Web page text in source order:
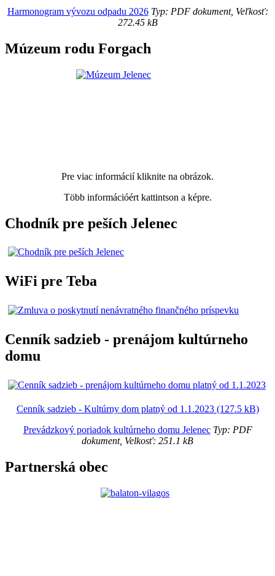
Harmonogram vývozu odpadu 2026Typ: PDF dokument, Veľkosť:
272.45 kB
Múzeum rodu Forgach
Pre viac informácií kliknite na obrázok.
Több információért kattintson a képre.
Chodník pre peších Jelenec
WiFi pre Teba
Cenník sadzieb - prenájom kultúrneho
domu
Cenník sadzieb - Kultúrny dom platný od 1.1.2023 (127.5 kB)
Prevádzkový poriadok kultúrneho domu JelenecTyp: PDF
dokument, Velkosť: 251.1 kB
Partnerská obec